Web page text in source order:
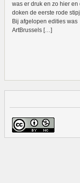
was er druk en zo hier en
doken de eerste rode
Bij afgelopen edities was
ArtBrussels […]